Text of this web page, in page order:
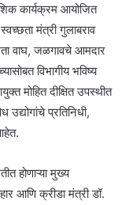
कार्यक्रम आयोजित
मंत्री गुलाबराव
वाघ, जळगावचे आमदार
विभागीय भविष्य
मोहित दीक्षित उपस्थीत
उद्योगांचे प्रतिनिधी,
होणाऱ्या मुख्य
आणि क्रीडा मंत्री डॉ.